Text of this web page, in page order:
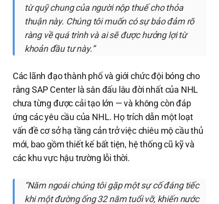
từ quỹ chung của người nộp thuế cho thỏa
thuận này. Chúng tôi muốn có sự bảo đảm rõ
ràng về quá trình và ai sẽ được hưởng lợi từ
khoản đầu tư này.”
Các lãnh đạo thành phố và giới chức đội bóng cho
rằng SAP Center là sân đấu lâu đời nhất của NHL
chưa từng được cải tạo lớn — và không còn đáp
ứng các yêu cầu của NHL. Họ trích dẫn một loạt
vấn đề cơ sở hạ tầng cản trở việc chiêu mộ cầu thủ
mới, bao gồm thiết kế bất tiện, hệ thống cũ kỹ và
các khu vực hậu trường lỗi thời.
“Năm ngoái chúng tôi gặp một sự cố đáng tiếc
khi một đường ống 32 năm tuổi vỡ, khiến nước